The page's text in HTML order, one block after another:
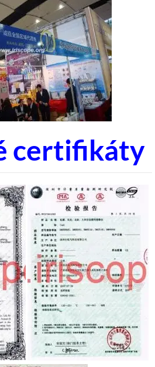
certifikáty